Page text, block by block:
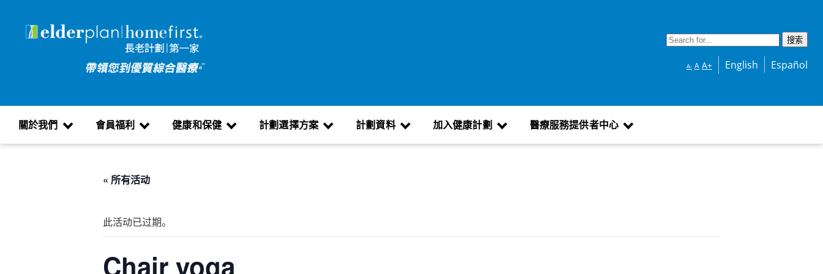
A- A A+ English Español
關於我們 會員福利 健康和保健 計劃選擇方案 計劃資料 加入健康計劃 醫療服務提供者中心
« 所有活动
此活动已过期。
Chair yoga